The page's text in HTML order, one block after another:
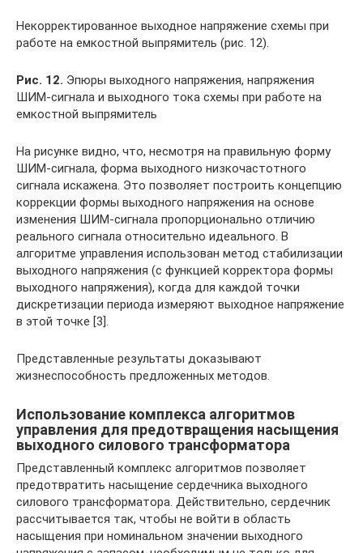
Некорректированное выходное напряжение схемы при
работе на емкостной выпрямитель (рис. 12).
Рис. 12. Эпюры выходного напряжения, напряжения
ШИМ-сигнала и выходного тока схемы при работе на
емкостной выпрямитель
На рисунке видно, что, несмотря на правильную форму
ШИМ-сигнала, форма выходного низкочастотного
сигнала искажена. Это позволяет построить концепцию
коррекции формы выходного напряжения на основе
изменения ШИМ-сигнала пропорционально отличию
реального сигнала относительно идеального. В
алгоритме управления использован метод стабилизации
выходного напряжения (с функцией корректора формы
выходного напряжения), когда для каждой точки
дискретизации периода измеряют выходное напряжение
в этой точке [3].
Представленные результаты доказывают
жизнеспособность предложенных методов.
Использование комплекса алгоритмов
управления для предотвращения насыщения
выходного силового трансформатора
Представленный комплекс алгоритмов позволяет
предотвратить насыщение сердечника выходного
силового трансформатора. Действительно, сердечник
рассчитывается так, чтобы не войти в область
насыщения при номинальном значении выходного